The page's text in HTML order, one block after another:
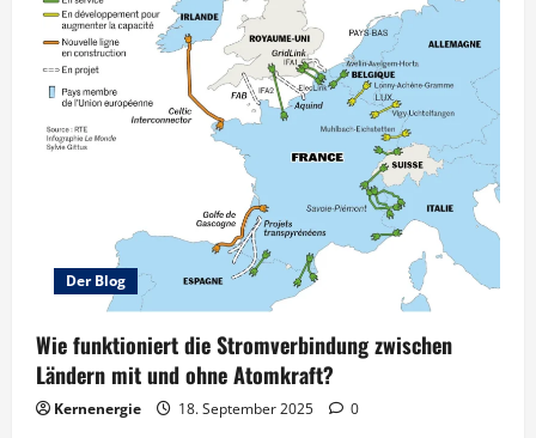
Der Blog
Wie funktioniert die Stromverbindung zwischen
Ländern mit und ohne Atomkraft?
Kernenergie 18. September 2025 0